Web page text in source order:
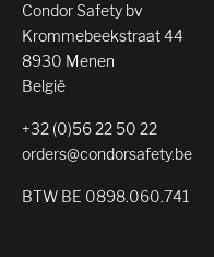
Condor Safety bv
Krommebeekstraat 44
8930 Menen
België
+32 (0)56 22 50 22
orders@condorsafety.be
BTW BE 0898.060.741